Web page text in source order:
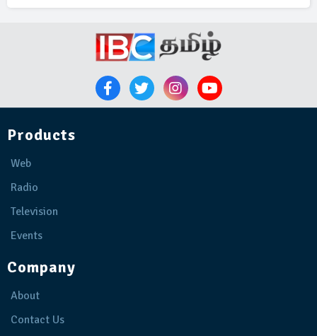
Products
Web
Radio
Television
Events
Company
About
Contact Us